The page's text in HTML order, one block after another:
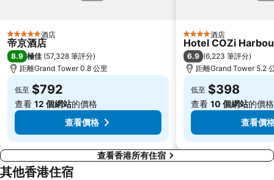
深圳野生動物園
大梅沙海濱公園
皇崗口岸
Lamma Island
香港屯門
Tin Hau Metro Station
九龍塘
金銀島酒店站
5 星級 酒店
帝京酒店
8.9 極佳 (57,328 筆評分)
距離Grand Tower 0.8 公里
低至 $792
查看 12 個網站的價格
查看價格
4 星級 酒店
Hotel COZi
6.9 (6,223 筆評分)
距離Grand Tower 5.2
低至 $398
查看 10 個網站的價格
查看價
查看香港所有住宿
其他香港住宿